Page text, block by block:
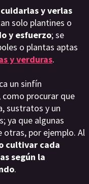
cuidarlas y verlas
solo plantines o
y esfuerzo; se
o plantas aptas
y verduras.
un sinfín
como procurar que
sustratos y un
ya que algunas
otras, por ejemplo. Al
cultivar cada
según la
.